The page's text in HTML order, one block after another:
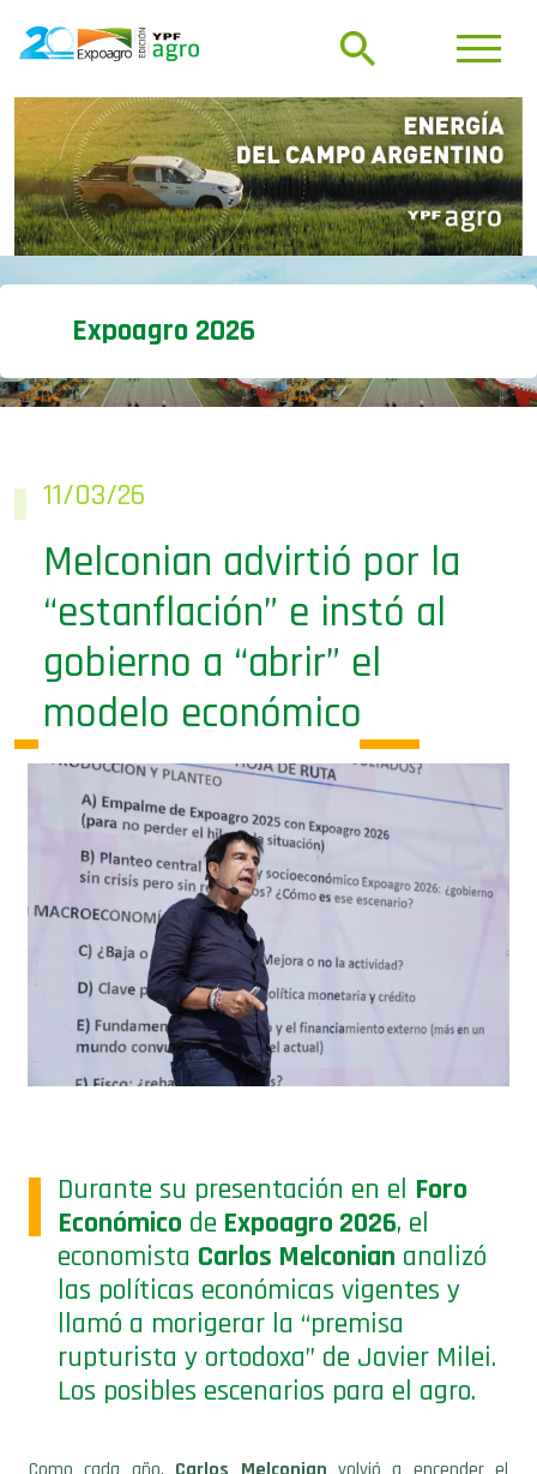
Expoagro 2026
“estanflación” e instó al
gobierno a “abrir” el
modelo económico
EconómicodeExpoagro 2026, el
economistaCarlos Melconiananalizó
las políticas económicas vigentes y
llamó a morigerar la “premisa
rupturista y ortodoxa” de Javier Milei.
Los posibles escenarios para el agro.
debate en el
Foro Económico de la megamuestra